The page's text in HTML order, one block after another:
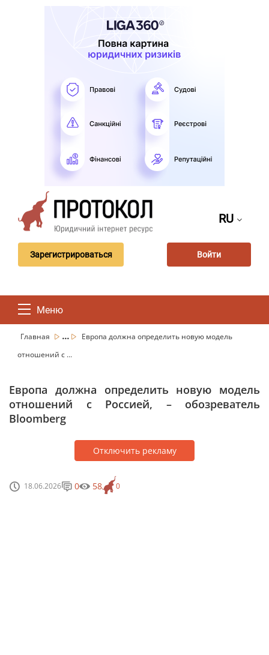
RU
Зарегистрироваться Войти
Меню
Главная ...
Европа должна определить новую модель
отношений с ...
Европа должна определить новую модель
отношений с Россией, – обозреватель
Bloomberg
Отключить рекламу
18.06.2026 0
0 58